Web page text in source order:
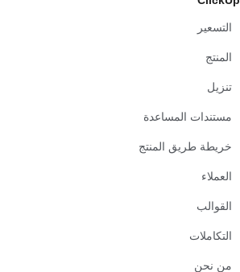
التسعير
المنتج
تنزيل
مستندات المساعدة
خريطة طريق المنتج
العملاء
القوالب
التكاملات
من نحن